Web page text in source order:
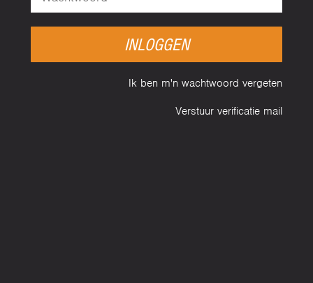
INLOGGEN
Ik ben m'n wachtwoord vergeten
Verstuur verificatie mail